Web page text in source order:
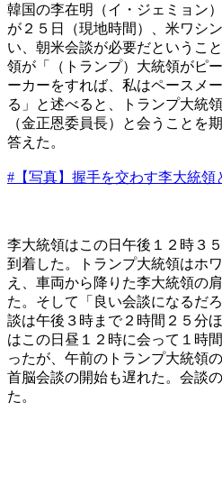
韓国の李在明（イ・ジェミョン
が２５日（現地時間）、米ワシ
い、朝米会談が必要だというこ
領が「（トランプ）大統領がピ
ーカーをすれば、私はペースメ
る」と述べると、トランプ大統
（金正恩委員長）と会うことを
答えた。
#【写真】握手を交わす李大統領
李大統領はこの日午後１２時３
到着した。トランプ大統領はホ
え、車両から降りた李大統領の
た。そして「良い会談になるだ
談は午後３時まで２時間２５分
はこの日昼１２時に会って１時
ったが、午前のトランプ大統領
首脳会談の開始も遅れた。会談
た。